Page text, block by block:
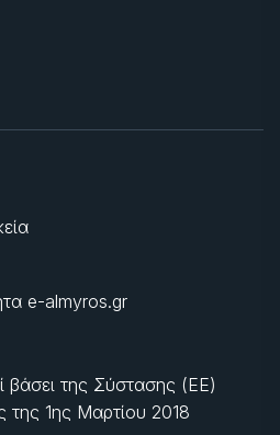
e-almyros.gr
βάσει της Σύστασης (ΕΕ)
της 1ης Μαρτίου 2018